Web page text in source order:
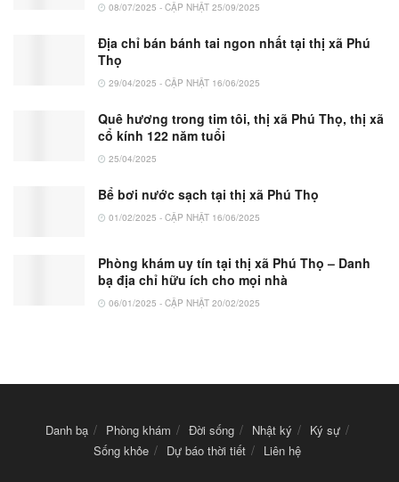
08/07/2025 - CẬP NHẬT 25/09/2025
Địa chỉ bán bánh tai ngon nhất tại thị xã Phú
Thọ
29/04/2025 - CẬP NHẬT 16/06/2025
Quê hương trong tim tôi, thị xã Phú Thọ, thị xã
cổ kính 122 năm tuổi
25/04/2025
Bể bơi nước sạch tại thị xã Phú Thọ
01/02/2025 - CẬP NHẬT 16/06/2025
Phòng khám uy tín tại thị xã Phú Thọ – Danh
bạ địa chỉ hữu ích cho mọi nhà
06/01/2025 - CẬP NHẬT 20/02/2025
Danh bạ Phòng khám Đời sống Nhật ký
Ký sự
Sống khỏe
Dự báo thời tiết Liên hệ